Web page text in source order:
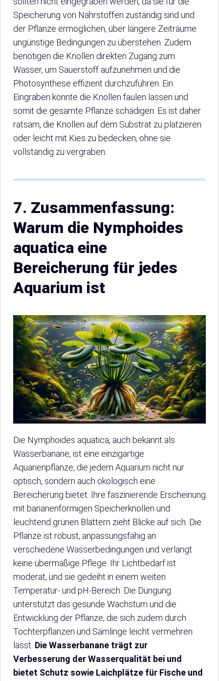
Speicherung von Nährstoffen zuständig sind und
der Pflanze ermöglichen, über längere Zeiträume
ungünstige Bedingungen zu überstehen. Zudem
benötigen die Knollen direkten Zugang zum
Wasser, um Sauerstoff aufzunehmen und die
Photosynthese effizient durchzuführen. Ein
Eingraben könnte die Knollen faulen lassen und
somit die gesamte Pflanze schädigen. Es ist daher
ratsam, die Knollen auf dem Substrat zu platzieren
oder leicht mit Kies zu bedecken, ohne sie
vollständig zu vergraben.
7. Zusammenfassung:
Warum die Nymphoides
aquatica eine
Bereicherung für jedes
Aquarium ist
Die Nymphoides aquatica, auch bekannt als
Wasserbanane, ist eine einzigartige
Aquarienpflanze, die jedem Aquarium nicht nur
optisch, sondern auch ökologisch eine
Bereicherung bietet. Ihre faszinierende Erscheinung
mit bananenförmigen Speicherknollen und
leuchtend grünen Blättern zieht Blicke auf sich. Die
Pflanze ist robust, anpassungsfähig an
verschiedene Wasserbedingungen und verlangt
keine übermäßige Pflege. Ihr Lichtbedarf ist
moderat, und sie gedeiht in einem weiten
Temperatur- und pH-Bereich. Die Düngung
unterstützt das gesunde Wachstum und die
Entwicklung der Pflanze, die sich zudem durch
Tochterpflanzen und Sämlinge leicht vermehren
lässt. Die Wasserbanane trägt zur
Verbesserung der Wasserqualität bei und
bietet Schutz sowie Laichplätze für Fische und